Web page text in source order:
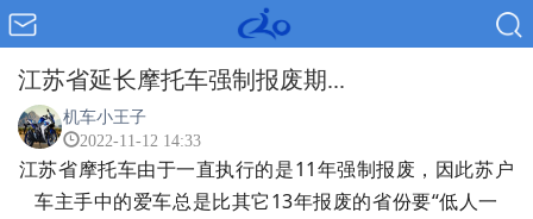
江苏省延长摩托车强制报废期...
机车小王子
2022-11-12 14:33
江苏省摩托车由于一直执行的是11年强制报废，因此苏户
车主手中的爱车总是比其它13年报废的省份要“低人一